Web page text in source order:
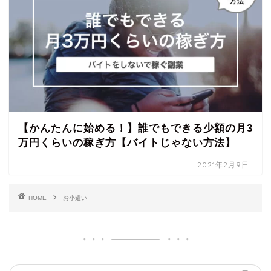
【かんたんに始める！】誰でもできる少額の月3
万円くらいの稼ぎ方【バイトじゃない方法】
2021年2月9日
HOME お小遣い